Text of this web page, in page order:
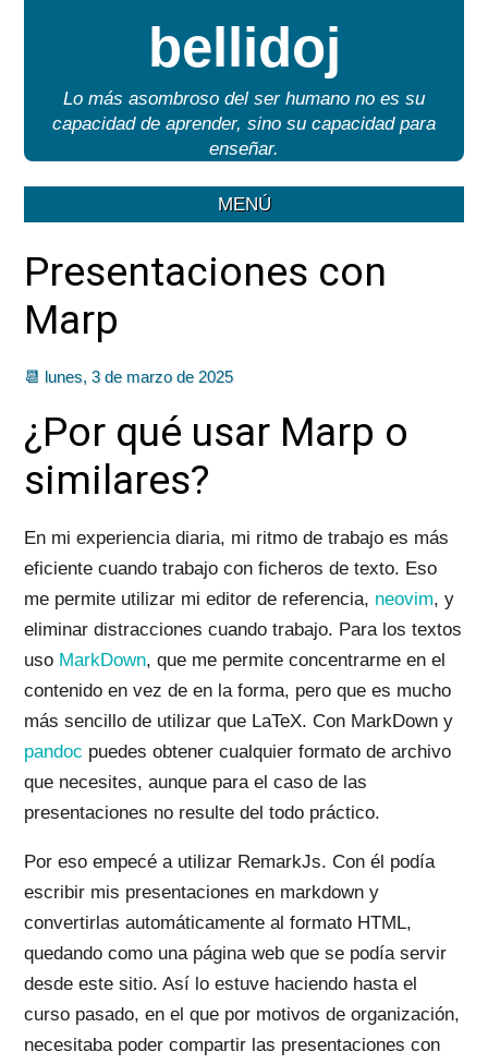
bellidoj
Lo más asombroso del ser humano no es su
capacidad de aprender, sino su capacidad para
enseñar.
MENÚ
Presentaciones con
Marp
📆 lunes, 3 de marzo de 2025
¿Por qué usar Marp o
similares?
En mi experiencia diaria, mi ritmo de trabajo es más
eficiente cuando trabajo con ficheros de texto. Eso
me permite utilizar mi editor de referencia, neovim, y
eliminar distracciones cuando trabajo. Para los textos
uso MarkDown, que me permite concentrarme en el
contenido en vez de en la forma, pero que es mucho
más sencillo de utilizar que LaTeX. Con MarkDown y
pandoc puedes obtener cualquier formato de archivo
que necesites, aunque para el caso de las
presentaciones no resulte del todo práctico.
Por eso empecé a utilizar RemarkJs. Con él podía
escribir mis presentaciones en markdown y
convertirlas automáticamente al formato HTML,
quedando como una página web que se podía servir
desde este sitio. Así lo estuve haciendo hasta el
curso pasado, en el que por motivos de organización,
necesitaba poder compartir las presentaciones con